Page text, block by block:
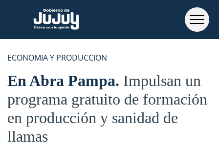
ECONOMIA Y PRODUCCIÓN
En Abra Pampa Impulsan un
programa gratuito de formación
en producción y sanidad de
llamas